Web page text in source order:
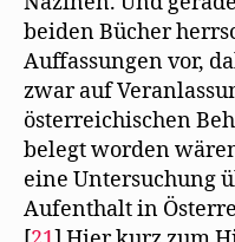
beiden Bücher
Auffassungen vor,
zwar auf
österreichischen
belegt worden
eine Untersuchung
Aufenthalt in